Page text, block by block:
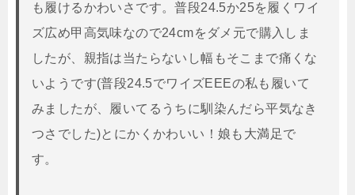
も履けるかわいさです。普段24.5か25を履くワイ
ズ広め甲高気味なので24cmをダメ元で購入しま
したが、親指は当たらないし幅もそこまで痛くな
いようです(普段24.5でワイズEEEの私も履いて
みましたが、履いてるうちに馴染んだら平気なき
つさでした)とにかくかわいい！娘も大満足で
す。